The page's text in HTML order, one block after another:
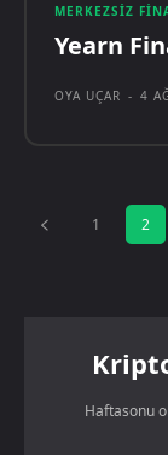
MERKEZSIZ
Yearn
OYA UÇAR - 4
1 2
Haftasonu